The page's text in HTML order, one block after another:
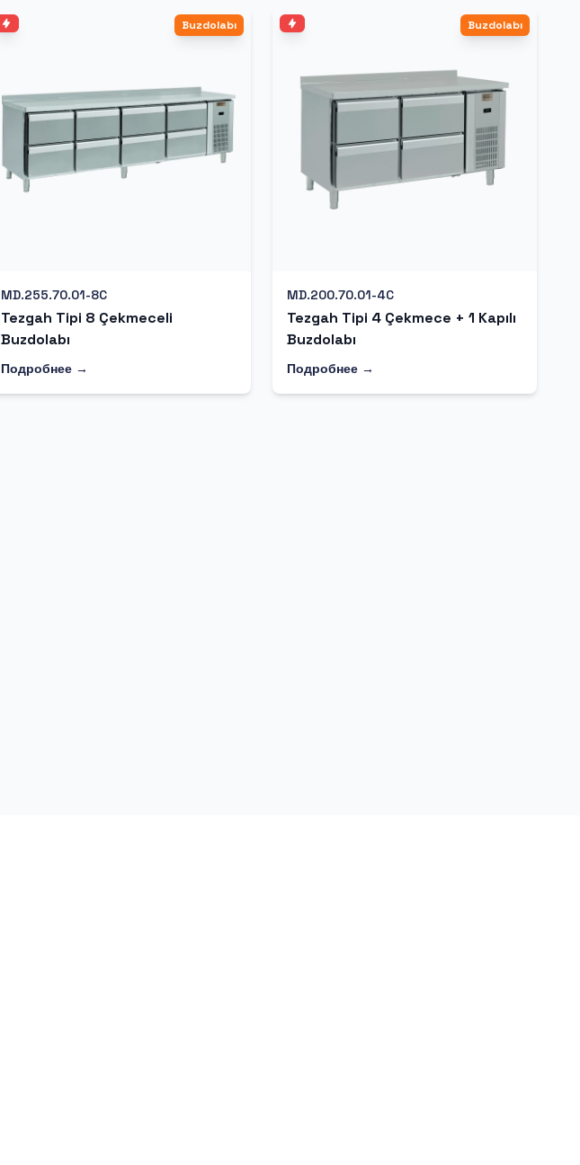
Buzdolabı
MD.255.70.01-8C
Tezgah Tipi 8 Çekmeceli
Buzdolabı
Подробнее →
Buzdolabı
MD.200.70.01-4C
Tezgah Tipi 4 Çekmece + 1 Kapılı
Buzdolabı
Подробнее →